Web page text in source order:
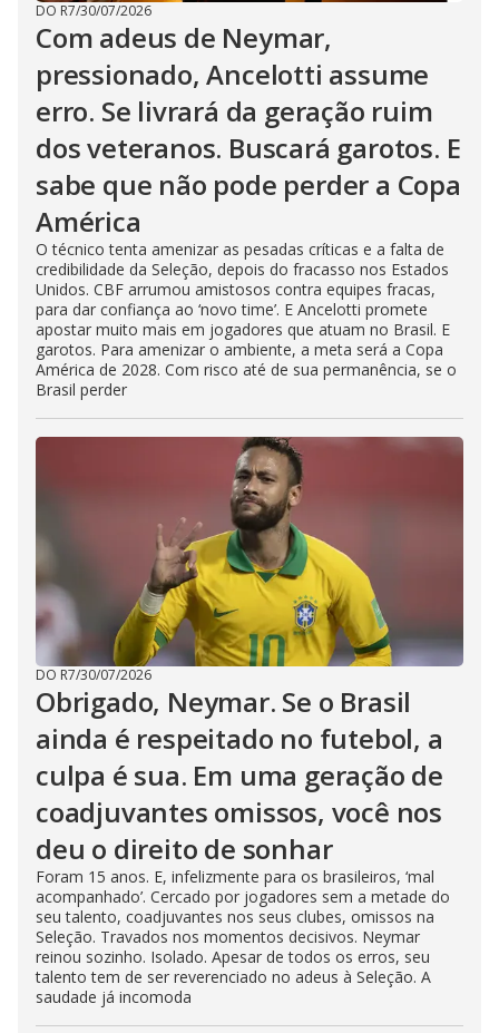
DO R7/30/07/2026
Com adeus de Neymar,
pressionado, Ancelotti assume
erro. Se livrará da geração ruim
dos veteranos. Buscará garotos. E
sabe que não pode perder a Copa
América
O técnico tenta amenizar as pesadas críticas e a falta de
credibilidade da Seleção, depois do fracasso nos Estados
Unidos. CBF arrumou amistosos contra equipes fracas,
para dar confiança ao ‘novo time’. E Ancelotti promete
apostar muito mais em jogadores que atuam no Brasil. E
garotos. Para amenizar o ambiente, a meta será a Copa
América de 2028. Com risco até de sua permanência, se o
Brasil perder
DO R7/30/07/2026
Obrigado, Neymar. Se o Brasil
ainda é respeitado no futebol, a
culpa é sua. Em uma geração de
coadjuvantes omissos, você nos
deu o direito de sonhar
Foram 15 anos. E, infelizmente para os brasileiros, ‘mal
acompanhado’. Cercado por jogadores sem a metade do
seu talento, coadjuvantes nos seus clubes, omissos na
Seleção. Travados nos momentos decisivos. Neymar
reinou sozinho. Isolado. Apesar de todos os erros, seu
talento tem de ser reverenciado no adeus à Seleção. A
saudade já incomoda